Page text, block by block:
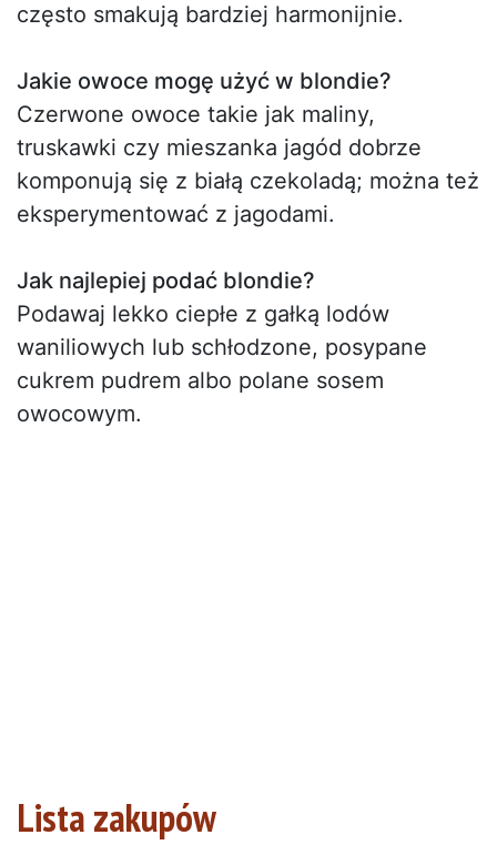
często smakują bardziej harmonijnie.
Jakie owoce mogę użyć w blondie?
Czerwone owoce takie jak maliny,
truskawki czy mieszanka jagód dobrze
komponują się z białą czekoladą; można też
eksperymentować z jagodami.
Jak najlepiej podać blondie?
Podawaj lekko ciepłe z gałką lodów
waniliowych lub schłodzone, posypane
cukrem pudrem albo polane sosem
owocowym.
Lista zakupów